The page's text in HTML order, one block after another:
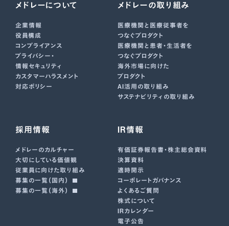
メドレーについて
企業情報
役員構成
コンプライアンス
プライバシー・
情報セキュリティ
カスタマーハラスメント
対応ポリシー
メドレーの取り組み
医療機関と医療従事者を
つなぐプロダクト
医療機関と患者・生活者を
つなぐプロダクト
海外市場に向けた
プロダクト
AI活用の取り組み
サステナビリティの取り組み
採用情報
メドレーのカルチャー
大切にしている価値観
従業員に向けた取り組み
募集の一覧（国内）
募集の一覧（海外）
IR情報
有価証券報告書･株主総会資料
決算資料
適時開示
コーポレートガバナンス
よくあるご質問
株式について
IRカレンダー
電子公告